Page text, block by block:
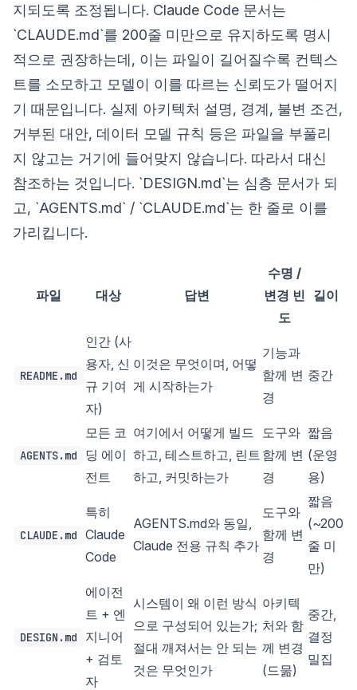
지되도록 조정됩니다. Claude Code 문서는
`CLAUDE.md`를 200줄 미만으로 유지하도록 명시
적으로 권장하는데, 이는 파일이 길어질수록 컨텍스
트를 소모하고 모델이 이를 따르는 신뢰도가 떨어지
기 때문입니다. 실제 아키텍처 설명, 경계, 불변 조건,
거부된 대안, 데이터 모델 규칙 등은 파일을 부풀리
지 않고는 거기에 들어맞지 않습니다. 따라서 대신
참조하는 것입니다. `DESIGN.md`는 심층 문서가 되
고, `AGENTS.md` / `CLAUDE.md`는 한 줄로 이를
가리킵니다.
파일 대상 답변
수명 /
변경 빈
도
길이
README.md
인간 (사
용자, 신
규 기여
자)
이것은 무엇이며, 어떻
게 시작하는가
기능과
함께 변
경
중간
AGENTS.md
모든 코
딩 에이
전트
여기에서 어떻게 빌드
하고, 테스트하고, 린트
하고, 커밋하는가
도구와
함께 변
경
짧음
(운영
용)
CLAUDE.md
특히
Claude
Code
AGENTS.md와 동일,
Claude 전용 규칙 추가
도구와
함께 변
경
짧음
(~200
줄 미
만)
DESIGN.md
에이전
트 + 엔
지니어
+ 검토
자
시스템이 왜 이런 방식
으로 구성되어 있는가;
절대 깨져서는 안 되는
것은 무엇인가
아키텍
처와 함
께 변경
(드묾)
중간,
결정
밀집